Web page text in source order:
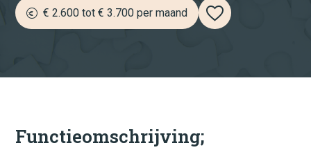
€ 2.600 tot € 3.700 per maand
Functieomschrijving;